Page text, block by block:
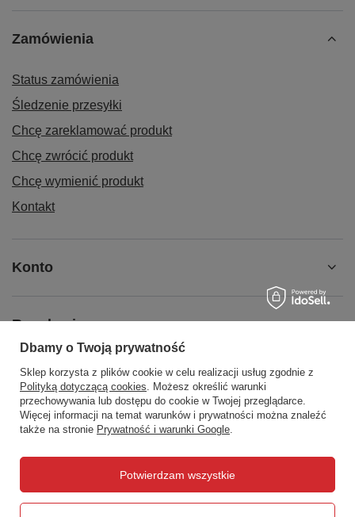
Zamówienia
Status zamówienia
Śledzenie przesyłki
Chcę zareklamować produkt
Chcę zwrócić produkt
Chcę wymienić produkt
Kontakt
Konto
Regulaminy
Social Media
biuro@centrumwarsztatowe.pl
CentrumWarsztatowe.pl
Dbamy o Twoją prywatność
Sklep korzysta z plików cookie w celu realizacji usług zgodnie z
Polityką dotyczącą cookies. Możesz określić warunki
przechowywania lub dostępu do cookie w Twojej przeglądarce.
Więcej informacji na temat warunków i prywatności można znaleźć
także na stronie Prywatność i warunki Google.
Potwierdzam wszystkie